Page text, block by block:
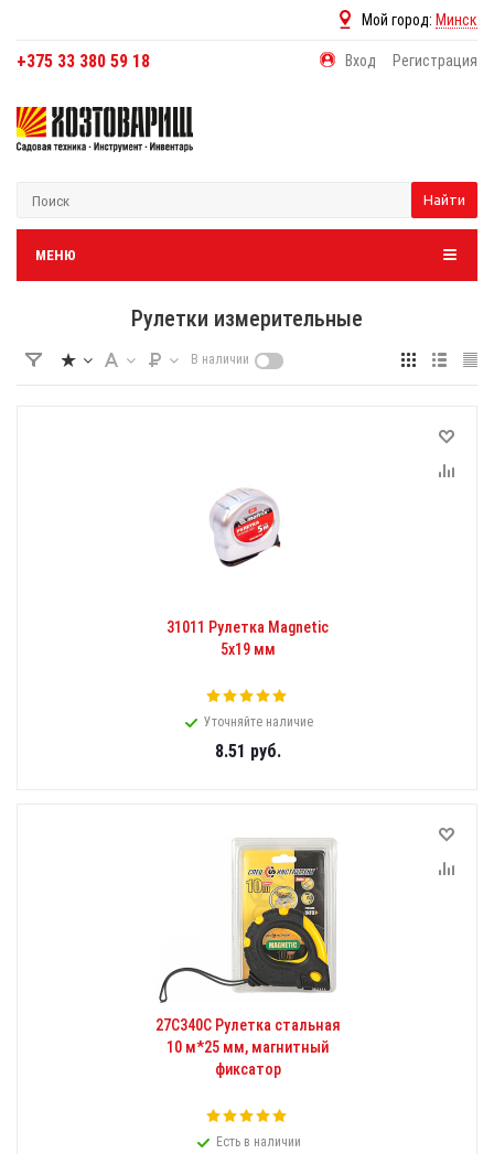
Мой город: Минск
+375 33 380 59 18 Вход Регистрация
Найти
МЕНЮ
Рулетки измерительные
В наличии
31011 Рулетка Magnetic
5x19 мм
Уточняйте наличие
8.51 руб.
27C340C Рулетка стальная
10 м*25 мм, магнитный
фиксатор
Есть в наличии